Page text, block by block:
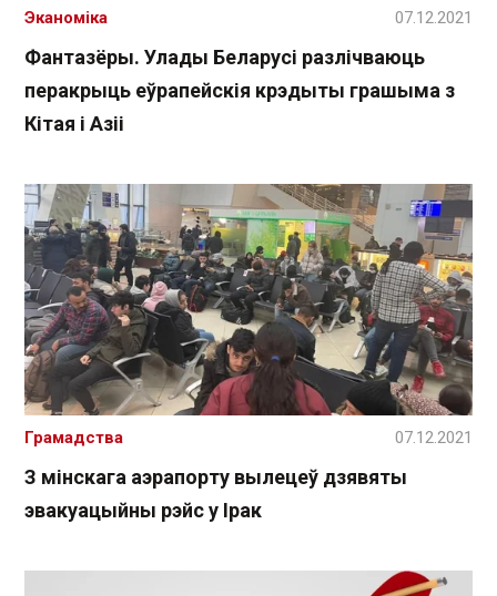
Фантазёры. Улады Беларусі разлічваюць
перакрыць еўрапейскія крэдыты грашыма з
Кітая і Азіі
Эканоміка 07.12.2021
З мінскага аэрапорту вылецеў дзявяты
эвакуацыйны рэйс у Ірак
Грамадства 07.12.2021